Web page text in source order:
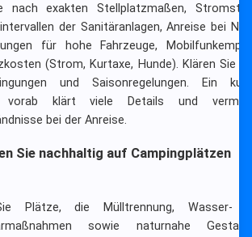
nach exakten Stellplatzmaßen,
der Sanitäranlagen, Anreise bei
für hohe Fahrzeuge,
(Strom, Kurtaxe, Hunde). Klären Sie
und Saisonregelungen. Ein
vorab klärt viele Details und
bei der Anreise.
Sie nachhaltig auf Campingplätzen
Plätze, die Mülltrennung, Wasser-
sowie naturnahe